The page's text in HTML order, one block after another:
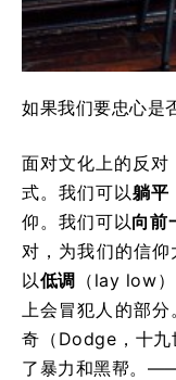
如果我们要忠心是
面对文化上的反
式。我们可以躺平
仰。我们可以向前
对，为我们的信
以低调 （lay low
上会冒犯人的部
奇（Dodge，十九
了暴力和黑帮。——